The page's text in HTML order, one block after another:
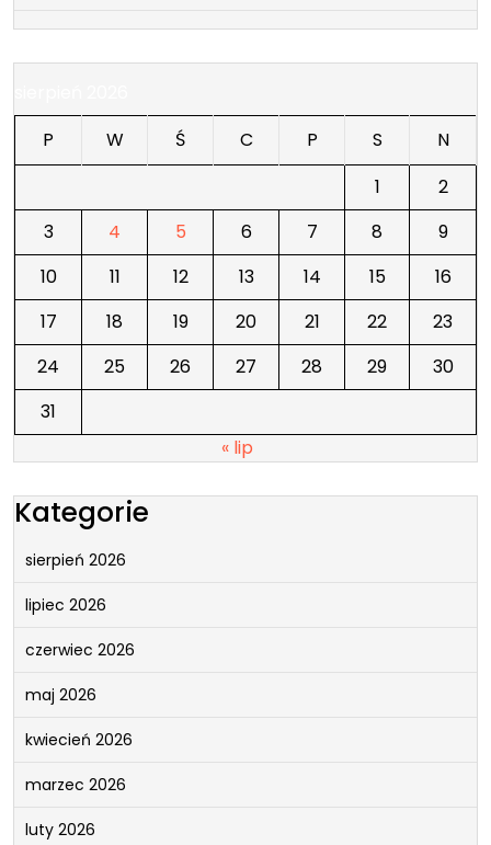
P
W Ś C P S
N
1
2
3
4 5 6 7 8
9
10
11 12 13 14 15
16
17
18 19 20 21 22
23
24
25 26 27 28 29
30
31
« lip
Kategorie
sierpień 2026
lipiec 2026
czerwiec 2026
maj 2026
kwiecień 2026
marzec 2026
luty 2026